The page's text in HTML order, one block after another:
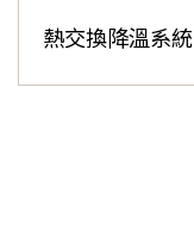
熱交換降溫系統